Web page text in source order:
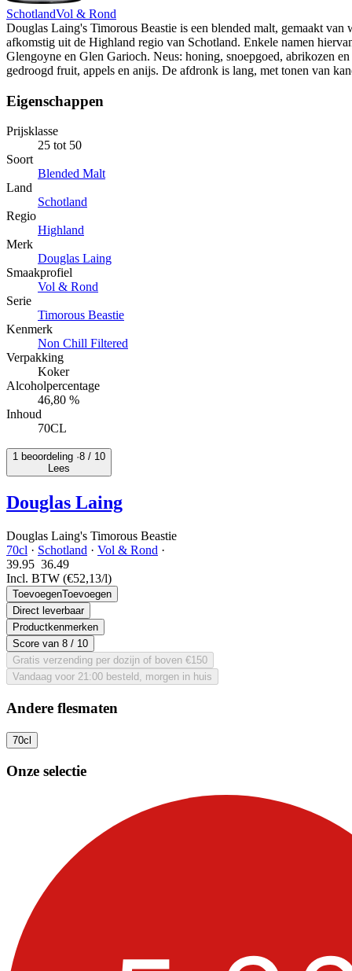
SchotlandVol & Rond
Douglas Laing's Timorous Beastie is een blended malt, gemaakt van
afkomstig uit de Highland regio van Schotland. Enkele namen
Glengoyne en Glen Garioch. Neus: honing, snoepgoed, abrikozen
gedroogd fruit, appels en anijs. De afdronk is lang, met tonen van
Eigenschappen
Prijsklasse
25 tot 50
Soort
Blended Malt
Land
Schotland
Regio
Highland
Merk
Douglas Laing
Smaakprofiel
Vol & Rond
Serie
Timorous Beastie
Kenmerk
Non Chill Filtered
Verpakking
Koker
Alcoholpercentage
46,80 %
Inhoud
70CL
1 beoordeling ·8 / 10
Lees
Douglas Laing
Douglas Laing's Timorous Beastie
70cl · Schotland · Vol & Rond ·
39.95 36.49
Incl. BTW (€52,13/l)
ToevoegenToevoegen
Direct leverbaar
Productkenmerken
Score van 8 / 10
Gratis verzending per dozijn of boven €150
Vandaag voor 21:00 besteld, morgen in huis
Andere flesmaten
70cl
Onze selectie